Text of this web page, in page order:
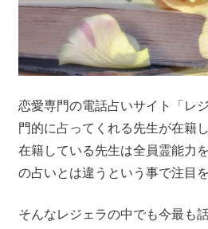
恋愛専門の電話占いサイト「レ
門的に占ってくれる先生が在籍
在籍している先生は全員霊能力
の占いとは違うという事で注目
そんなレジェラの中でも今最も